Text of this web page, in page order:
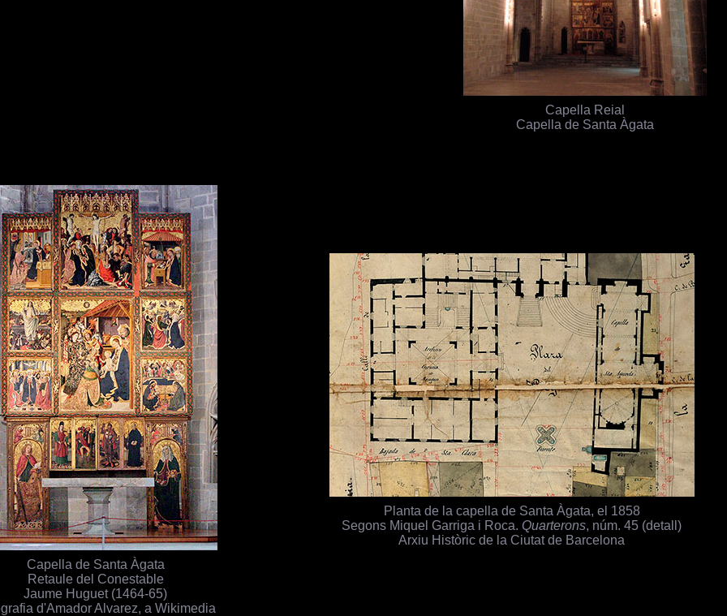
Capella Reial
Capella de Santa Àgata
Capella de Santa Àgata
Retaule del Conestable
Jaume Huguet (1464-65)
d'Amador Alvarez, a Wikimedia
Planta de la capella de Santa Àgata, el 1858
Segons Miquel Garriga i Roca. Quarterons, núm. 45 (detall)
Arxiu Històric de la Ciutat de Barcelona